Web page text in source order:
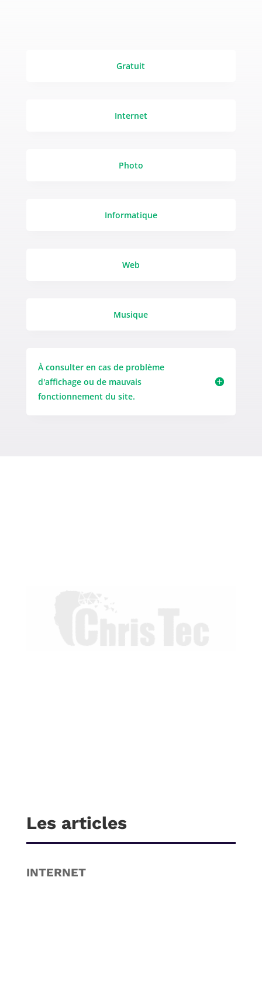
Gratuit
Internet
Photo
Informatique
Web
Musique
À consulter en cas de problème
d'affichage ou de mauvais
fonctionnement du site.
Les articles
INTERNET